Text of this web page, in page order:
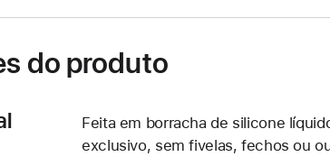
do produto
Feita em borracha de silicone
exclusivo, sem fivelas, fechos ou